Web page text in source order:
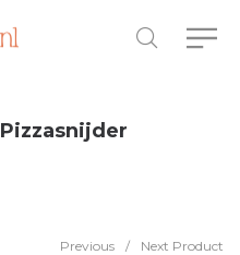
Previous / Next Product